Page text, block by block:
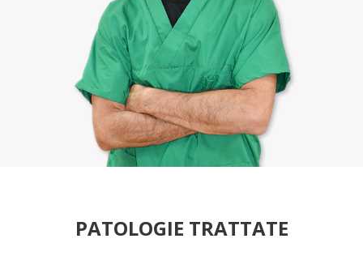
PATOLOGIE TRATTATE